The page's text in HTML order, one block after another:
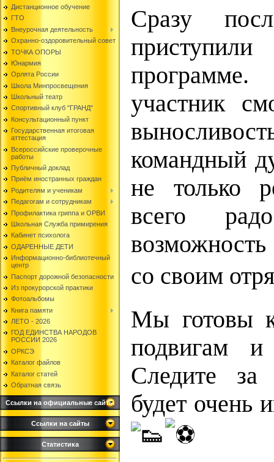
Дистанционное обучение
ГТО
Внеурочная деятельность
Охранно-оздоровительный совет
ТОЧКА ОПОРЫ
Юнармия
Орлята России
Школа Минпросвещения
Школьный театр
Спортивный клуб "ГРАНД"
Консультационный пункт
Государственная итоговая
аттестация
Всероссийские проверочные
работы
Публичный доклад
Приём иностранных граждан
Родителям и ученикам
Педагогам и сотрудникам
Профилактика гриппа и ОРВИ
Школьная Служба примирения
Кабинет психолога
ОДАРЕННЫЕ ДЕТИ
Информационно-библиотечный
центр
Паспорт дорожной безопасности
Из прокурорской практики
Фотоальбомы
Книга памяти
ЛЕТО - 2026
ГОД ЕДИНСТВА НАРОДОВ
РОССИИ 2026
ОРКСЭ
Каталог файлов
Каталог статей
Обратная связь
Ссылки на официальные сайты
Ссылки на сайты
Статистика
Сразу
участник
командный
не только
всего
возможность
со своим
Мы готовы
подвигам и
Следите за
будет очень